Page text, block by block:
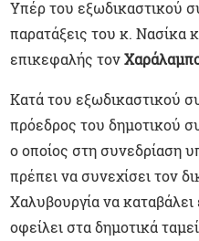
Υπέρ του εξωδικαστικού
παρατάξεις του κ. Νασίκα
επικεφαλής τον
Κατά του εξωδικαστικού
πρόεδρος του δημοτικού
ο οποίος στη συνεδρίαση
πρέπει να συνεχίσει τον
Χαλυβουργία να
οφείλει στα δημοτικά